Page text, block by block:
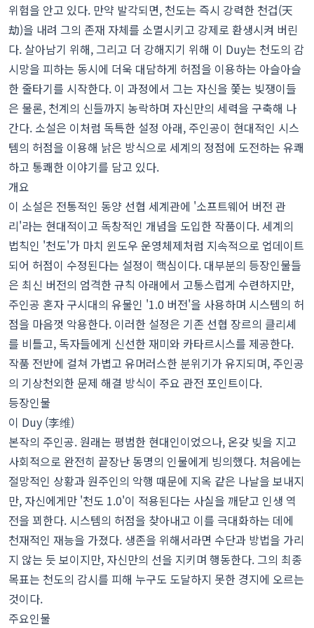
위험을 안고 있다. 만약 발각되면, 천도는 즉시 강력한 천겁(天
劫)을 내려 그의 존재 자체를 소멸시키고 강제로 환생시켜 버린
다. 살아남기 위해, 그리고 더 강해지기 위해 이 Duy는 천도의 감
시망을 피하는 동시에 더욱 대담하게 허점을 이용하는 아슬아슬
한 줄타기를 시작한다. 이 과정에서 그는 자신을 쫓는 빚쟁이들
은 물론, 천계의 신들까지 농락하며 자신만의 세력을 구축해 나
간다. 소설은 이처럼 독특한 설정 아래, 주인공이 현대적인 시스
템의 허점을 이용해 낡은 방식으로 세계의 정점에 도전하는 유쾌
하고 통쾌한 이야기를 담고 있다.
개요
이 소설은 전통적인 동양 선협 세계관에 '소프트웨어 버전 관
리'라는 현대적이고 독창적인 개념을 도입한 작품이다. 세계의
법칙인 '천도'가 마치 윈도우 운영체제처럼 지속적으로 업데이트
되어 허점이 수정된다는 설정이 핵심이다. 대부분의 등장인물들
은 최신 버전의 엄격한 규칙 아래에서 고통스럽게 수련하지만,
주인공 혼자 구시대의 유물인 '1.0 버전'을 사용하며 시스템의 허
점을 마음껏 악용한다. 이러한 설정은 기존 선협 장르의 클리셰
를 비틀고, 독자들에게 신선한 재미와 카타르시스를 제공한다.
작품 전반에 걸쳐 가볍고 유머러스한 분위기가 유지되며, 주인공
의 기상천외한 문제 해결 방식이 주요 관전 포인트이다.
등장인물
이 Duy (李维)
본작의 주인공. 원래는 평범한 현대인이었으나, 온갖 빚을 지고
사회적으로 완전히 끝장난 동명의 인물에게 빙의했다. 처음에는
절망적인 상황과 원주인의 악행 때문에 지옥 같은 나날을 보내지
만, 자신에게만 '천도 1.0'이 적용된다는 사실을 깨닫고 인생 역
전을 꾀한다. 시스템의 허점을 찾아내고 이를 극대화하는 데에
천재적인 재능을 가졌다. 생존을 위해서라면 수단과 방법을 가리
지 않는 듯 보이지만, 자신만의 선을 지키며 행동한다. 그의 최종
목표는 천도의 감시를 피해 누구도 도달하지 못한 경지에 오르는
것이다.
주요인물